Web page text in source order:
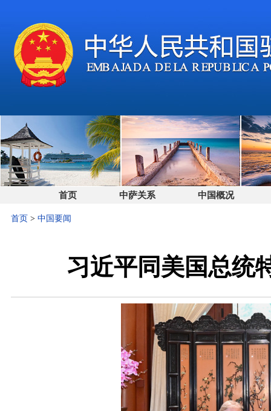
首页 中萨关系 中国概况
首页 > 中国要闻
习近平同美国总统